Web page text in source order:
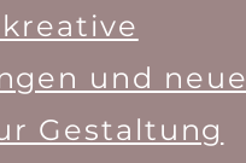
und neue
Gestaltung